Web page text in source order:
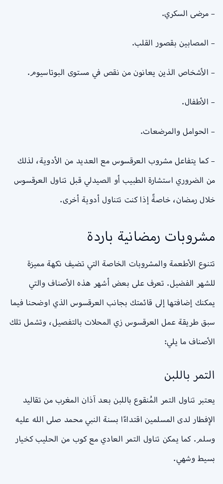
– مرضى السكري.
– المصابين بقصور القلب.
– الأشخاص الذين يعانون من نقص في مستوى البوتاسيوم.
– الأطفال.
– الحوامل والمرضعات.
– كما يتفاعل مشروب العرقسوس مع العديد من الأدوية، لذلك
من الضروري استشارة الطبيب أو الصيدلي قبل تناول العرقسوس
خلال رمضان، خاصةً إذا كنت تتناول أدوية أخرى.
مشروبات رمضانية باردة
تتنوع الأطعمة والمشروبات الخاصة التي تضيف نكهة مميزة
للشهر الفضيل. تعرف على بعض أشهر هذه الأصناف والتي
يمكنك إضافتها إلى قائمتك بجانب العرقسوس الذي اوضحنا فيما
سبق طريقة عمل العرقسوس زي المحلات بالتفصيل، وتشمل تلك
الأصناف ما يلي:
التمر باللبن
يعتبر تناول التمر المُنقوع باللبن بعد آذان المغرب من تقاليد
الإفطار لدى المسلمين اقتداءًا بسنة النبي محمد صلى الله عليه
وسلم. كما يمكن تناول التمر العادي مع كوب من الحليب كخيار
بسيط وشهي.